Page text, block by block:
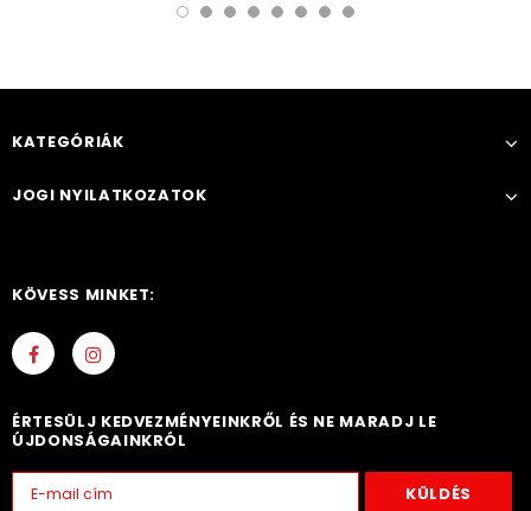
KATEGÓRIÁK
JOGI NYILATKOZATOK
KÖVESS MINKET:
ÉRTESÜLJ KEDVEZMÉNYEINKRŐL ÉS NE MARADJ LE
ÚJDONSÁGAINKRÓL